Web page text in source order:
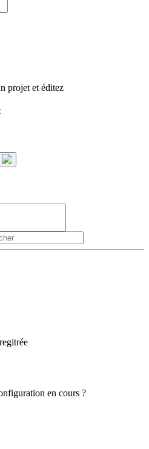
projet et éditez
en cours ?